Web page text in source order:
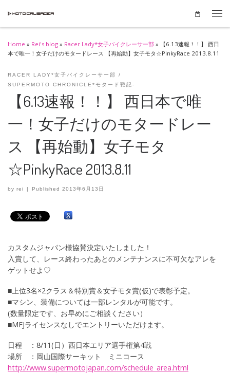
Skip to content
Home » Rei's blog » Racer Lady*女子バイクレーサー部 »
【6.13速報！！】 西日
本で唯一！女子だけのモタードレース 【再始動】女子モタ☆PinkyRace 2013.8.11
RACER LADY*女子バイクレーサー部
SUPERMOTO CHRONICLE*モタード戦記-
【6.13速報！！】 西日本で唯
一！女子だけのモタードレー
ス 【再始動】女子モタ
☆PinkyRace 2013.8.11
by rei | Published2013年6月13日
カスタムジャパン様協賛決定いたしました！
入賞して、レース終わったあとのメンテナンスに不可欠なアレを
ゲットせよ♡
■上位3名×2クラス＆特別賞＆女子モタ賞(仮)で表彰予定。
■マシン、装備については一部レンタルが可能です。
(数量限定です、お早めにご相談ください）
■MFJライセンスなしでエントリーいただけます。
日程 ：8/11(日）西日本エリア選手権第4戦
場所 ：岡山国際サーキット ミニコース
http://www.supermotojapan.com/schedule_area.html